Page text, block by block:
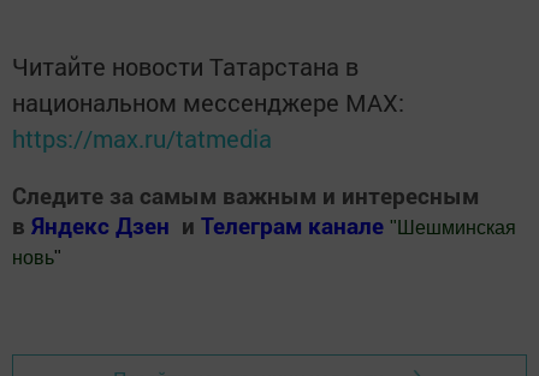
Читайте новости Татарстана в
национальном мессенджере MАХ:
https://max.ru/tatmedia
Следите за самым важным и интересным
в Яндекс Дзен и Телеграм канале " Шешминская
новь"